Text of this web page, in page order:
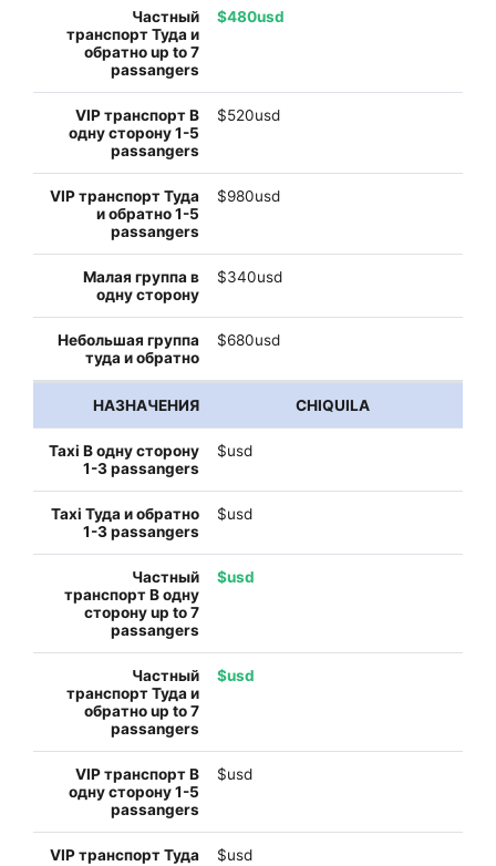
$480usd
$520usd
$980usd
$340usd
$680usd
CHIQUILA
$usd
$usd
$usd
$usd
$usd
$usd